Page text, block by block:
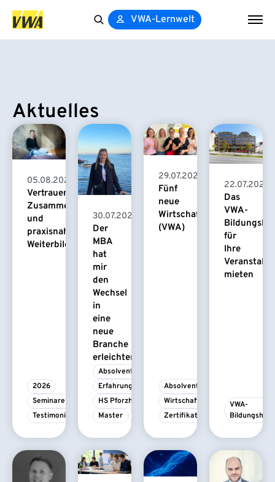
VWA-Lernwelt
Aktuelles
05.08.2026
Vertrauensvolle
Zusammenarbeit
und
praxisnahe
Weiterbildung
2026
Seminare
Testimonial
30.07.2026
Der
MBA
hat
mir
den
Wechsel
in
eine
neue
Branche
erleichtert
Absolvent/-in
Erfahrungsbericht
HS Pforzheim
Master
29.07.2026
Fünf
neue
Wirtschaftspsychologinnen
(VWA)
Absolvent/-in
Wirtschaftspsychologie
Zertifikatskurs
22.07.2026
Das
VWA-
für
Ihre
mieten
VWA-
Bildungshaus